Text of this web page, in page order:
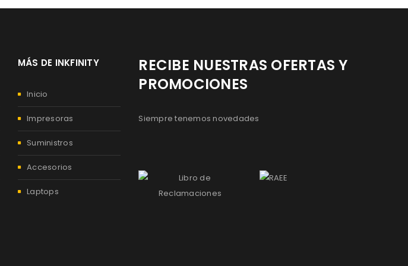
MÁS DE INKFINITY
Inicio
Impresoras
Suministros
Accesorios
Laptops
RECIBE NUESTRAS OFERTAS Y
PROMOCIONES
Siempre tenemos novedades